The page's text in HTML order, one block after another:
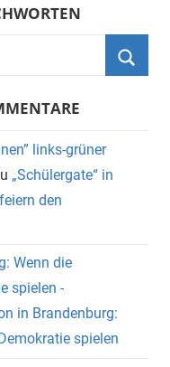
links-grüner
„Schülergate“ in
den
Wenn die
spielen -
in Brandenburg:
spielen